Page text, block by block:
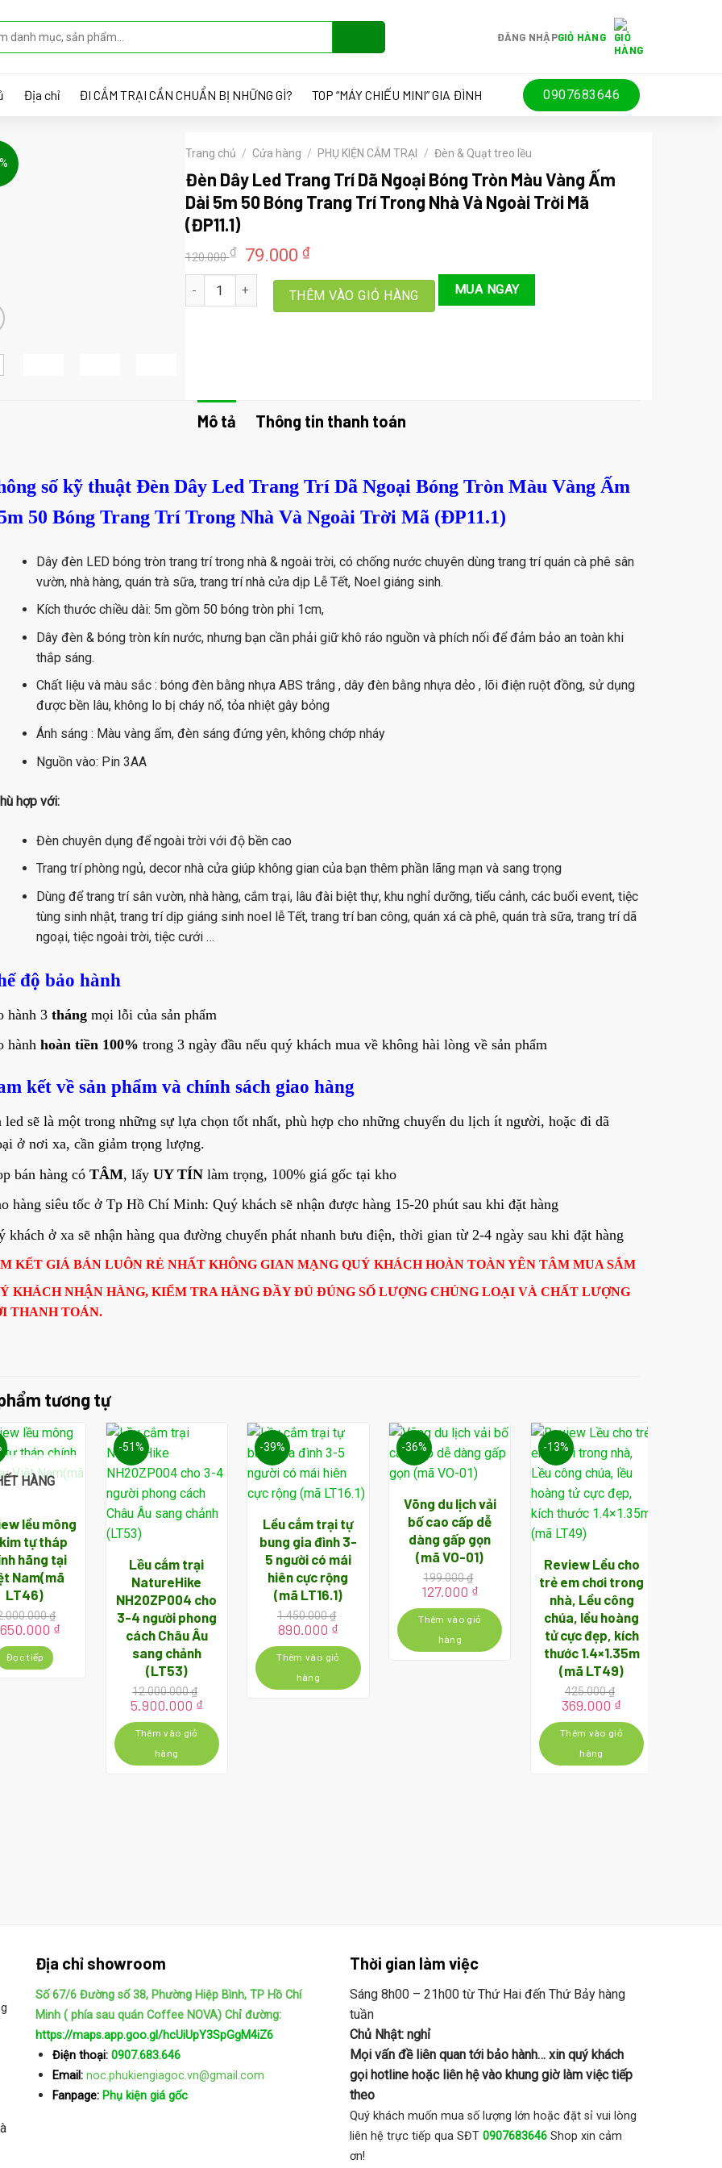
ĐĂNG NHẬPGIỎ HÀNG
Địa chỉ ĐI CẮM TRẠI CẦN CHUẨN BỊ NHỮNG GÌ? TOP “MÁY CHIẾU MINI” GIA ĐÌNH 0907683646
Trang chủ / Cửa hàng / PHỤ KIỆN CẮM TRẠI / Đèn & Quạt treo lều
Đèn Dây Led Trang Trí Dã Ngoại Bóng Tròn Màu Vàng Ấm
Dài 5m 50 Bóng Trang Trí Trong Nhà Và Ngoài Trời Mã
(ĐP11.1)
120.000₫
Giá
gốc
là:
120.000 ₫.
79.000₫Giá
tại
là:
Đèn Dây Led Trang Trí Dã Ngoại Bóng Tròn Màu Vàng Ấm Dài 5m 50 Bóng Trang Trí Trong Nhà Và
THÊM VÀO GIỎ HÀNG MUA NGAY
Mô tả Thông tin thanh toán
số kỹ thuật Đèn Dây Led Trang Trí Dã Ngoại Bóng Tròn Màu Vàng Ấm
50 Bóng Trang Trí Trong Nhà Và Ngoài Trời Mã (ĐP11.1)
Dây đèn LED bóng tròn trang trí trong nhà & ngoài trời, có chống nước chuyên dùng trang trí quán cà phê sân
vườn, nhà hàng, quán trà sữa, trang trí nhà cửa dịp Lễ Tết, Noel giáng sinh.
Kích thước chiều dài: 5m gồm 50 bóng tròn phi 1cm,
Dây đèn & bóng tròn kín nước, nhưng bạn cần phải giữ khô ráo nguồn và phích nối để đảm bảo an toàn khi
thắp sáng.
Chất liệu và màu sắc : bóng đèn bằng nhựa ABS trắng , dây đèn bằng nhựa dẻo , lõi điện ruột đồng, sử dụng
được bền lâu, không lo bị cháy nổ, tỏa nhiệt gây bỏng
Ánh sáng : Màu vàng ấm, đèn sáng đứng yên, không chớp nháy
Nguồn vào: Pin 3AA
hợp với:
Đèn chuyên dụng để ngoài trời với độ bền cao
Trang trí phòng ngủ, decor nhà cửa giúp không gian của bạn thêm phần lãng mạn và sang trọng
Dùng để trang trí sân vườn, nhà hàng, cắm trại, lâu đài biệt thự, khu nghỉ dưỡng, tiểu cảnh, các buổi event, tiệc
tùng sinh nhật, trang trí dịp giáng sinh noel lễ Tết, trang trí ban công, quán xá cà phê, quán trà sữa, trang trí dã
ngoại, tiệc ngoài trời, tiệc cưới …
độ bảo hành
hành 3thángmọi lỗi của sản phẩm
hành hoàn tiền 100% trong 3 ngày đầu nếu quý khách mua về không hài lòng về sản phẩm
kết về sản phẩm và chính sách giao hàng
led sẽ là một trong những sự lựa chọn tốt nhất, phù hợp cho những chuyến du lịch ít người, hoặc đi dã
ở nơi xa, cần giảm trọng lượng.
bán hàng có TÂM, lấy UY TÍNlàm trọng, 100% giá gốc tại kho
hàng siêu tốc ở Tp Hồ Chí Minh: Quý khách sẽ nhận được hàng 15-20 phút sau khi đặt hàng
khách ở xa sẽ nhận hàng qua đường chuyển phát nhanh bưu điện, thời gian từ 2-4 ngày sau khi đặt hàng
KẾT GIÁ BÁN LUÔN RẺ NHẤT KHÔNG GIAN MẠNG QUÝ KHÁCH HOÀN TOÀN YÊN TÂM MUA SẮM
KHÁCH NHẬN HÀNG, KIỂM TRA HÀNG ĐẦY ĐỦ ĐÚNG SỐ LƯỢNG CHỦNG LOẠI VÀ CHẤT LƯỢNG
THANH TOÁN.
tương tự
HÀNG
lều mông
tự tháp
hãng tại
Nam(mã
LT46)
₫
₫.
₫
9.650.000 ₫.
Đọc tiếp
-51%
Lều cắm trại
NatureHike
NH20ZP004 cho
3-4 người phong
cách Châu Âu
sang chảnh
(LT53)
12.000.000₫
Giá
gốc
là:
12.000.000 ₫.
5.900.000 ₫Giá
hiện
tại
5.900.000 ₫.
Thêm vào giỏ
hàng
-39%
Lều cắm trại tự
bung gia đình 3-
5 người có mái
hiên cực rộng
(mã LT16.1)
1.450.000₫
Giá
gốc
là:
1.450.000 ₫.
890.000 ₫Giá
hiện
tại
890.000 ₫.
Thêm vào giỏ
hàng
-36%
Võng du lịch vải
bố cao cấp dễ
dàng gấp gọn
(mã VO-01)
199.000₫
Giá
gốc
là:
199.000 ₫.
127.000 ₫Giá
hiện
tại
127.000 ₫.
Thêm vào giỏ
hàng
-13%
Review Lều cho
trẻ em chơi trong
nhà, Lều công
chúa, lều hoàng
tử cực đẹp, kích
thước 1.4×1.35m
(mã LT49)
425.000₫
Giá
gốc
là:
425.000 ₫.
369.000 ₫
hiện
tại
369.000 ₫.
Thêm vào giỏ
hàng
Địa chỉ showroom
Số 67/6 Đường số 38, Phường Hiệp Bình, TP Hồ Chí
Minh ( phía sau quán Coffee NOVA) Chỉ đường:
https://maps.app.goo.gl/hcUiUpY3SpGgM4iZ6
Điện thoại: 0907.683.646
Email:noc.phukiengiagoc.vn@gmail.com
Fanpage:Phụ kiện giá gốc
Thời gian làm việc
Sáng 8h00 – 21h00 từ Thứ Hai đến Thứ Bảy hàng
tuần
Chủ Nhật: nghỉ
Mọi vấn đề liên quan tới bảo hành… xin quý khách
gọi hotline hoặc liên hệ vào khung giờ làm việc tiếp
theo
Quý khách muốn mua số lượng lớn hoặc đặt sỉ vui lòng
liên hệ trực tiếp qua SĐT 0907683646 Shop xin cảm
ơn!